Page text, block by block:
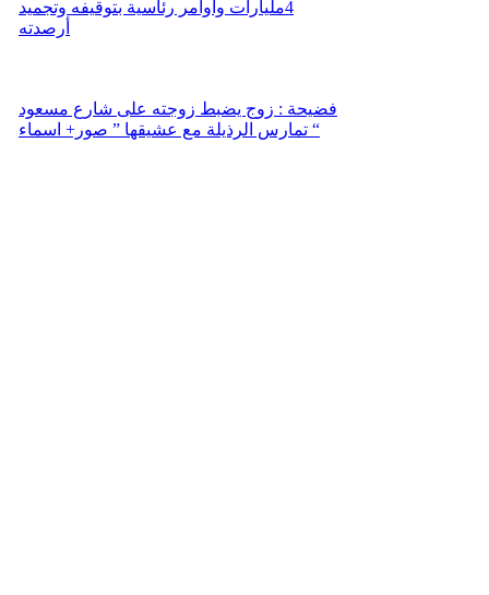
4مليارات وأوامر رئاسية بتوقيفه وتجميد
أرصدته
فضيحة : زوج يضبط زوجته على شارع مسعود
تمارس الرذيلة مع عشيقها ” صور+ اسماء “